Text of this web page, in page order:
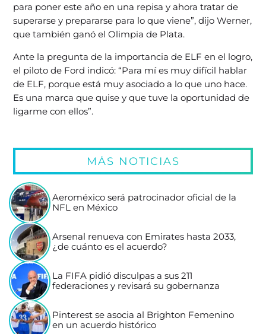
para poner este año en una repisa y ahora tratar de
superarse y prepararse para lo que viene”, dijo Werner,
que también ganó el Olimpia de Plata.
Ante la pregunta de la importancia de ELF en el logro,
el piloto de Ford indicó: “Para mí es muy difícil hablar
de ELF, porque está muy asociado a lo que uno hace.
Es una marca que quise y que tuve la oportunidad de
ligarme con ellos”.
MÁS NOTICIAS
Aeroméxico será patrocinador oficial de la
NFL en México
Arsenal renueva con Emirates hasta 2033,
¿de cuánto es el acuerdo?
La FIFA pidió disculpas a sus 211
federaciones y revisará su gobernanza
Pinterest se asocia al Brighton Femenino
en un acuerdo histórico